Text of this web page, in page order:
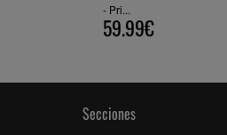
- Pri...
59.99€
Secciones